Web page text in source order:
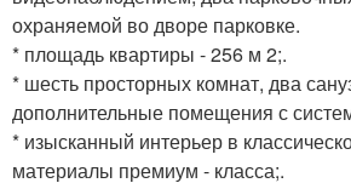
охраняемой во дворе парковке.
* площадь квартиры - 256 м 2;.
* шесть просторных комнат, два
дополнительные помещения с
* изысканный интерьер в
материалы премиум - класса;.